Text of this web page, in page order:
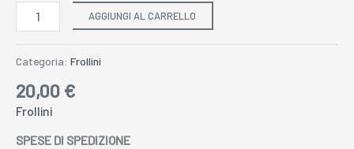
AGGIUNGI AL CARRELLO
Categoria: Frollini
20,00 €
Frollini
SPESE DI SPEDIZIONE